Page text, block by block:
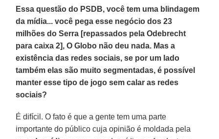
Essa questão do PSDB, você tem uma blindagem
da mídia... você pega esse negócio dos 23
milhões do Serra [repassados pela Odebrecht
para caixa 2], O Globo não deu nada. Mas a
existência das redes sociais, se por um lado
também elas são muito segmentadas, é possível
manter esse tipo de jogo sem calar as redes
sociais?
É difícil. O fato é que a gente tem uma parte
importante do público cuja opinião é moldada pela